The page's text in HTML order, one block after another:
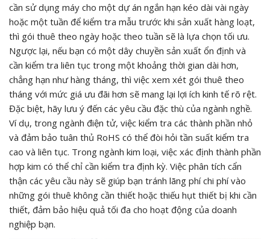
cần sử dụng máy cho một dự án ngắn hạn kéo dài vài ngày
hoặc một tuần để kiểm tra mẫu trước khi sản xuất hàng loạt,
thì gói thuê theo ngày hoặc theo tuần sẽ là lựa chọn tối ưu.
Ngược lại, nếu bạn có một dây chuyền sản xuất ổn định và
cần kiểm tra liên tục trong một khoảng thời gian dài hơn,
chẳng hạn như hàng tháng, thì việc xem xét gói thuê theo
tháng với mức giá ưu đãi hơn sẽ mang lại lợi ích kinh tế rõ rệt.
Đặc biệt, hãy lưu ý đến các yêu cầu đặc thù của ngành nghề.
Ví dụ, trong ngành điện tử, việc kiểm tra các thành phần nhỏ
và đảm bảo tuân thủ RoHS có thể đòi hỏi tần suất kiểm tra
cao và liên tục. Trong ngành kim loại, việc xác định thành phần
hợp kim có thể chỉ cần kiểm tra định kỳ. Việc phân tích cẩn
thận các yêu cầu này sẽ giúp bạn tránh lãng phí chi phí vào
những gói thuê không cần thiết hoặc thiếu hụt thiết bị khi cần
thiết, đảm bảo hiệu quả tối đa cho hoạt động của doanh
nghiệp bạn.